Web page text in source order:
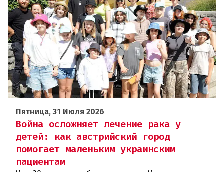
Пятница, 31 Июля 2026
Война осложняет лечение рака у
детей: как австрийский город
помогает маленьким украинским
пациентам